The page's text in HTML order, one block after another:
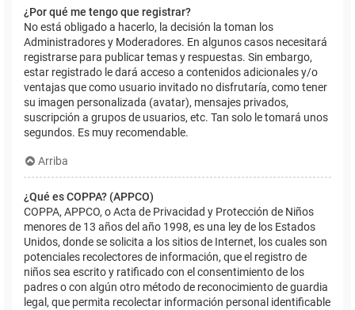
¿Por qué me tengo que registrar?
No está obligado a hacerlo, la decisión la toman los
Administradores y Moderadores. En algunos casos necesitará
registrarse para publicar temas y respuestas. Sin embargo,
estar registrado le dará acceso a contenidos adicionales y/o
ventajas que como usuario invitado no disfrutaría, como tener
su imagen personalizada (avatar), mensajes privados,
suscripción a grupos de usuarios, etc. Tan solo le tomará unos
segundos. Es muy recomendable.
Arriba
¿Qué es COPPA? (APPCO)
COPPA, APPCO, o Acta de Privacidad y Protección de Niños
menores de 13 años del año 1998, es una ley de los Estados
Unidos, donde se solicita a los sitios de Internet, los cuales son
potenciales recolectores de información, que el registro de
niños sea escrito y ratificado con el consentimiento de los
padres o con algún otro método de reconocimiento de guardia
legal, que permita recolectar información personal identificable